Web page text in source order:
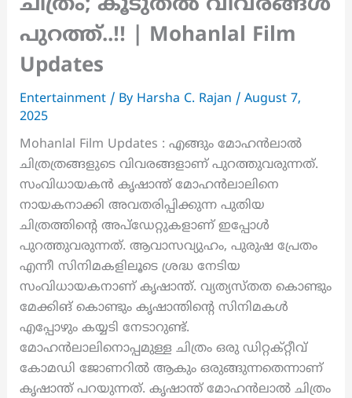
ചിത്രം; കൂടുതൽ വിവരങ്ങൾ
പുറത്ത്..!! | Mohanlal Film
Updates
Entertainment/ By Harsha C. Rajan / August 7,
2025
Mohanlal Film Updates : എങ്ങും മോഹൻലാൽ
ചിത്രത്രങ്ങളുടെ വിവരങ്ങളാണ് പുറത്തുവരുന്നത്.
സംവിധായകൻ കൃഷാന്ത്‌ മോഹൻലാലിനെ
നായകനാക്കി അവതരിപ്പിക്കുന്ന പുതിയ
ചിത്രത്തിന്റെ അപ്ഡേറ്റുകളാണ് ഇപ്പോൾ
പുറത്തുവരുന്നത്. ആവാസവ്യുഹം, പുരുഷ പ്രേതം
എന്നീ സിനിമകളിലൂടെ ശ്രദ്ധ നേടിയ
സംവിധായകനാണ് കൃഷാന്ത്‌. വ്യത്യസ്തത കൊണ്ടും
മേക്കിങ് കൊണ്ടും കൃഷാന്തിൻ്റെ സിനിമകൾ
എപ്പോഴും കയ്യടി നേടാറുണ്ട്.
മോഹൻലാലിനൊപ്പമുള്ള ചിത്രം ഒരു ഡിറ്റക്റ്റീവ്
കോമഡി ജോണറിൽ ആകും ഒരുങ്ങുന്നതെന്നാണ്
കൃഷാന്ത്‌ പറയുന്നത്. കൃഷാന്ത്‌ മോഹൻലാൽ ചിത്രം